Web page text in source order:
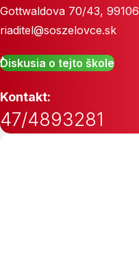
Gottwaldova 70/43, 99106
riaditel@soszelovce.sk
Diskusia o tejto škole
Kontakt:
47/4893281